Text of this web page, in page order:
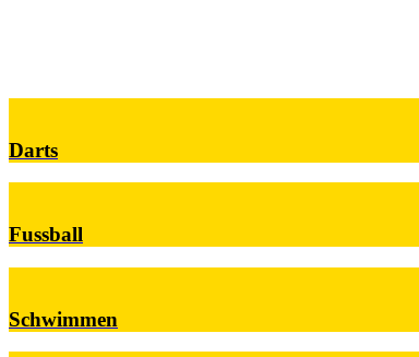
Darts
Fussball
Schwimmen